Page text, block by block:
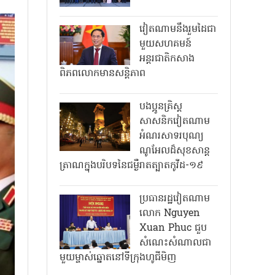
វៀតណាមនឹងរួមដៃជា
មួយសហគមន៍
អន្តរជាតិកសាង
ពិភពលោកមានសន្តិភាព
បងប្អូនគ្រិស្ត
សាសនិកវៀតណាម
អំណរសាទរបុណ្យ
ណូអែលដ៏សុខសាន្ត
ត្រាណក្នុងបរិបទនៃជម្ងឺរាតត្បាតកូវីដ-១៩
ប្រធានរដ្ឋវៀតណាម
លោក Nguyen
Xuan Phuc ជួប
សំណេះសំណាលជា
មួយម្ចាស់ឆ្នោតនៅទីក្រុងហូជីមិញ